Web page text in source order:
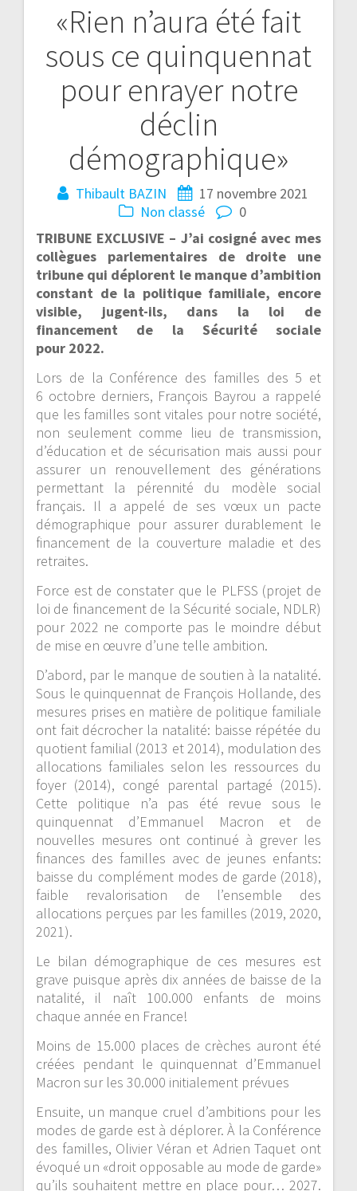
«Rien n’aura été fait
sous ce quinquennat
pour enrayer notre
déclin
démographique»
Thibault BAZIN
17 novembre 2021
Non classé
0
TRIBUNE EXCLUSIVE – J’ai cosigné avec mes
collègues parlementaires de droite une
tribune qui déplorent le manque d’ambition
constant de la politique familiale, encore
visible, jugent-ils, dans la loi de
financement de la Sécurité sociale
pour 2022.
Lors de la Conférence des familles des 5 et
6 octobre derniers, François Bayrou a rappelé
que les familles sont vitales pour notre société,
non seulement comme lieu de transmission,
d’éducation et de sécurisation mais aussi pour
assurer un renouvellement des générations
permettant la pérennité du modèle social
français. Il a appelé de ses vœux un pacte
démographique pour assurer durablement le
financement de la couverture maladie et des
retraites.
Force est de constater que le PLFSS (projet de
loi de financement de la Sécurité sociale, NDLR)
pour 2022 ne comporte pas le moindre début
de mise en œuvre d’une telle ambition.
D’abord, par le manque de soutien à la natalité.
Sous le quinquennat de François Hollande, des
mesures prises en matière de politique familiale
ont fait décrocher la natalité: baisse répétée du
quotient familial (2013 et 2014), modulation des
allocations familiales selon les ressources du
foyer (2014), congé parental partagé (2015).
Cette politique n’a pas été revue sous le
quinquennat d’Emmanuel Macron et de
nouvelles mesures ont continué à grever les
finances des familles avec de jeunes enfants:
baisse du complément modes de garde (2018),
faible revalorisation de l’ensemble des
allocations perçues par les familles (2019, 2020,
2021).
Le bilan démographique de ces mesures est
grave puisque après dix années de baisse de la
natalité, il naît 100.000 enfants de moins
chaque année en France!
Moins de 15.000 places de crèches auront été
créées pendant le quinquennat d’Emmanuel
Macron sur les 30.000 initialement prévues
Ensuite, un manque cruel d’ambitions pour les
modes de garde est à déplorer. À la Conférence
des familles, Olivier Véran et Adrien Taquet ont
évoqué un «droit opposable au mode de garde»
qu’ils souhaitent mettre en place pour… 2027.